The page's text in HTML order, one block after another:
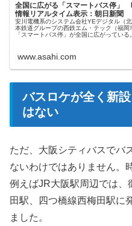
全国に広がる「スマートバス停」
情報リアルタイム表示：朝日新聞
安川電機系のシステム会社YEデジタル（
本鉄道グループの西鉄エム・テック（福岡
「スマートバス停」が全国に広がっている
www.asahi.com
バスロケが全く新
はない
ただ、大阪シティバスでバ
ないわけではありません。
例えばJR大阪駅周辺では
田駅、四つ橋線西梅田駅に
ました。